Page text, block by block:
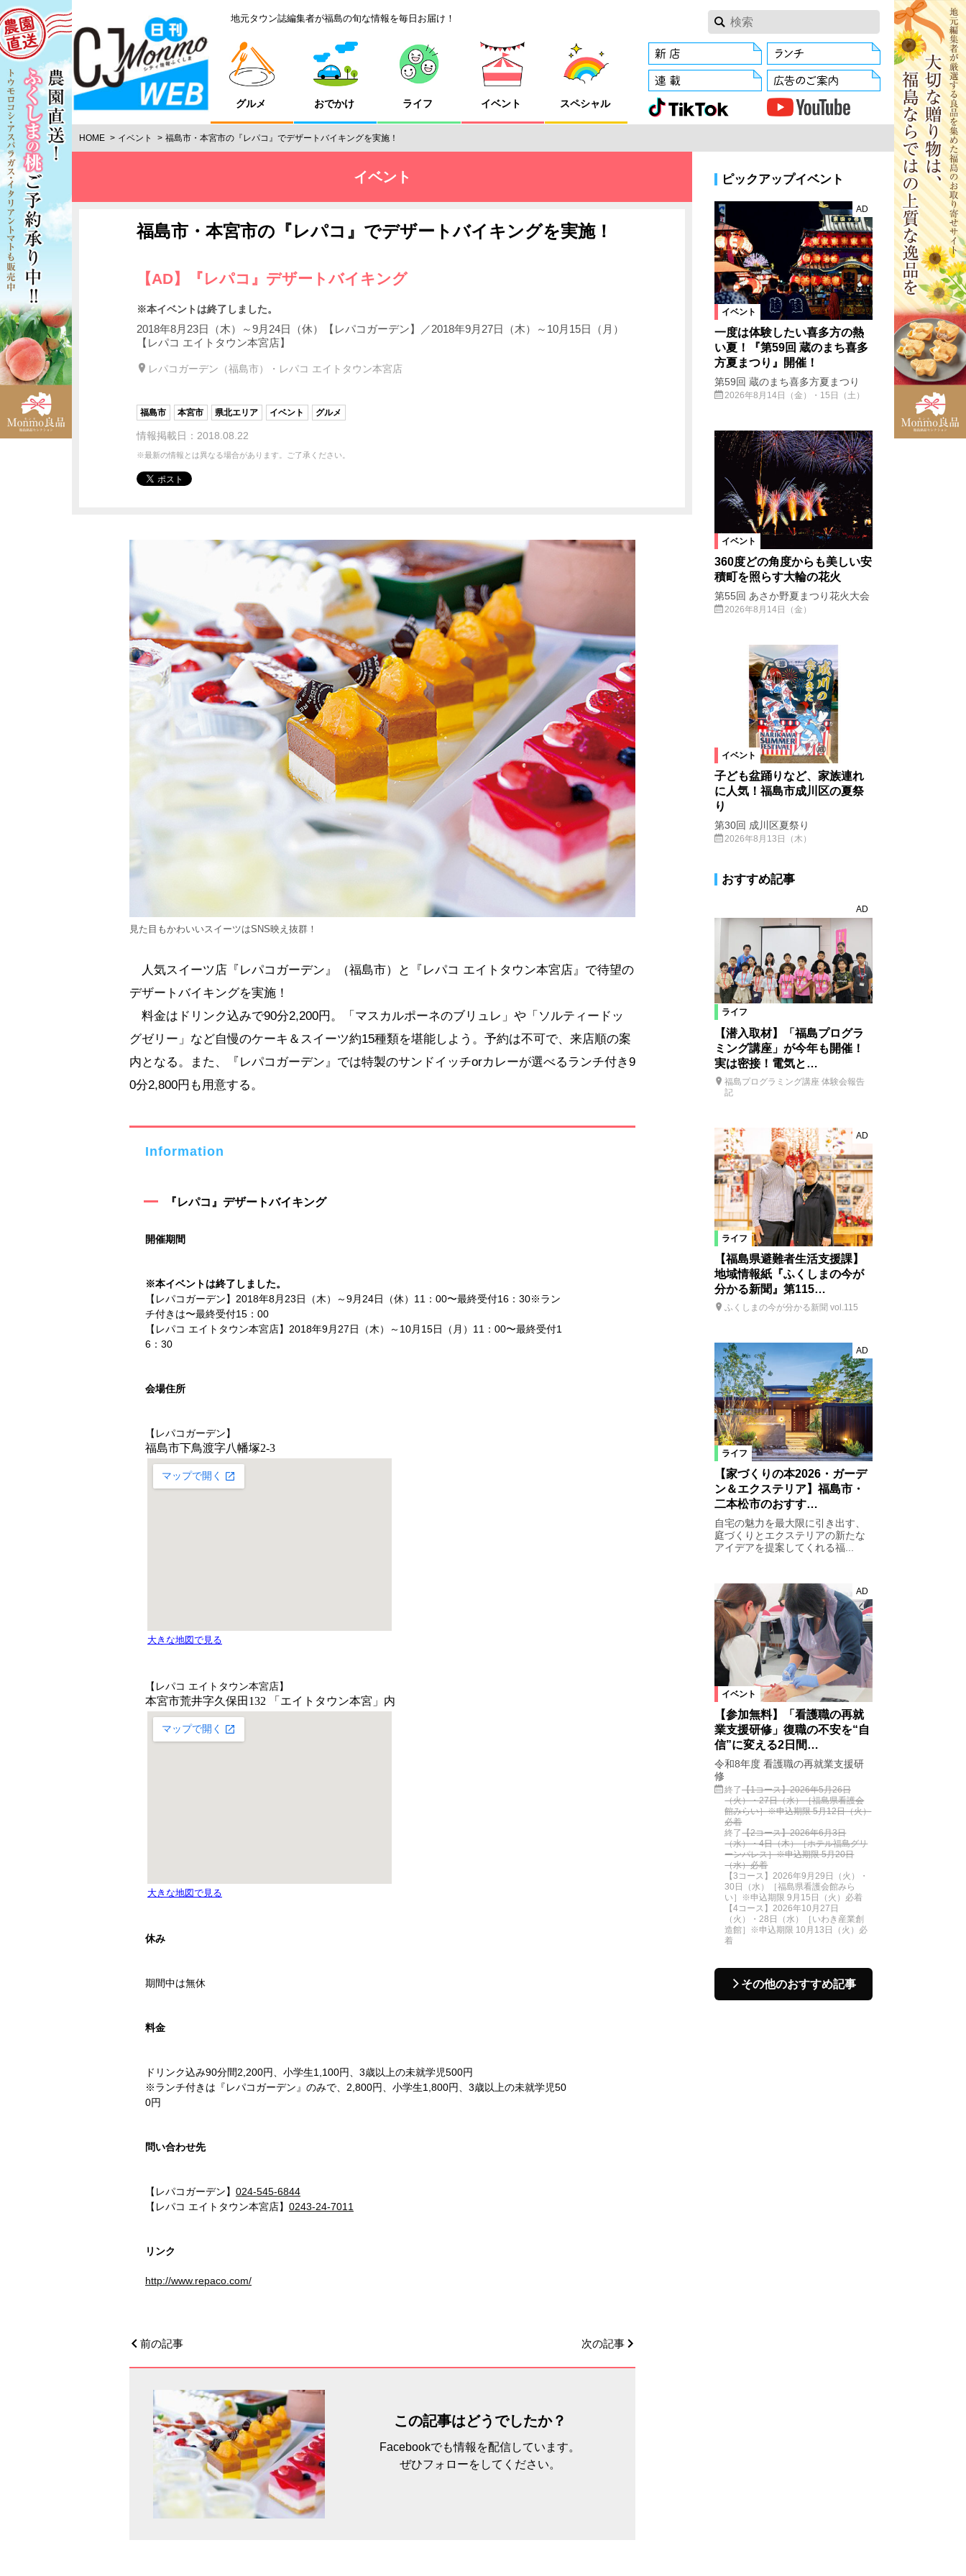
地元タウン誌編集者が福島の旬な情報を毎日お届け！
グルメ おでかけ ライフ イベント スペシャル
HOME イベント 福島市・本宮市の『レパコ』でデザートバイキングを実施！
イベント
福島市・本宮市の『レパコ』でデザートバイキングを実施！
【AD】『レパコ』デザートバイキング
※本イベントは終了しました。
2018年8月23日（木）～9月24日（休）【レパコガーデン】／2018年9月27日（木）～10月15日（月）
【レパコ エイトタウン本宮店】
レパコガーデン（福島市）・レパコ エイトタウン本宮店
福島市 本宮市 県北エリア イベント グルメ
情報掲載日：2018.08.22
※最新の情報とは異なる場合があります。ご了承ください。
見た目もかわいいスイーツはSNS映え抜群！
人気スイーツ店『レパコガーデン』（福島市）と『レパコ エイトタウン本宮店』で待望の
デザートバイキングを実施！
料金はドリンク込みで90分2,200円。「マスカルポーネのブリュレ」や「ソルティードッ
グゼリー」など自慢のケーキ＆スイーツ約15種類を堪能しよう。予約は不可で、来店順の案
内となる。また、『レパコガーデン』では特製のサンドイッチorカレーが選べるランチ付き9
0分2,800円も用意する。
Information
『レパコ』デザートバイキング
開催期間
※本イベントは終了しました。
【レパコガーデン】2018年8月23日（木）～9月24日（休）11：00〜最終受付16：30※ラン
チ付きは〜最終受付15：00
【レパコ エイトタウン本宮店】2018年9月27日（木）～10月15日（月）11：00〜最終受付1
6：30
会場住所
【レパコガーデン】
【レパコ エイトタウン本宮店】
休み
期間中は無休
料金
ドリンク込み90分間2,200円、小学生1,100円、3歳以上の未就学児500円
※ランチ付きは『レパコガーデン』のみで、2,800円、小学生1,800円、3歳以上の未就学児50
0円
問い合わせ先
【レパコガーデン】 024-545-6844
【レパコ エイトタウン本宮店】 0243-24-7011
リンク
http://www.repaco.com/
前の記事 次の記事
この記事はどうでしたか？
Facebookでも情報を配信しています。
ぜひフォローをしてください。
ピックアップイベント
イベント
AD
一度は体験したい喜多方の熱
い夏！『第59回 蔵のまち喜多
方夏まつり』開催！
第59回 蔵のまち喜多方夏まつり
2026年8月14日（金）・15日（土）
イベント
360度どの角度からも美しい安
積町を照らす大輪の花火
第55回 あさか野夏まつり花火大会
2026年8月14日（金）
イベント
子ども盆踊りなど、家族連れ
に人気！福島市成川区の夏祭
り
第30回 成川区夏祭り
2026年8月13日（木）
おすすめ記事
ライフ
AD
【潜入取材】「福島プログラ
ミング講座」が今年も開催！
実は密接！電気と…
福島プログラミング講座 体験会報告
記
ライフ
AD
【福島県避難者生活支援課】
地域情報紙『ふくしまの今が
分かる新聞』第115…
ふくしまの今が分かる新聞 vol.115
ライフ
AD
【家づくりの本2026・ガーデ
ン＆エクステリア】福島市・
二本松市のおすす…
自宅の魅力を最大限に引き出す、
庭づくりとエクステリアの新たな
アイデアを提案してくれる福...
イベント
AD
【参加無料】「看護職の再就
業支援研修」復職の不安を“自
信”に変える2日間…
令和8年度 看護職の再就業支援研
修
終了【1コース】2026年5月26日
（火）・27日（水）［福島県看護会
館みらい］※申込期限 5月12日（火）
必着
終了【2コース】2026年6月3日
（水）・4日（木）［ホテル福島グリ
ーンパレス］※申込期限 5月20日
（水）必着
【3コース】2026年9月29日（火）・
30日（水）［福島県看護会館みら
い］※申込期限 9月15日（火）必着
【4コース】2026年10月27日
（火）・28日（水）［いわき産業創
造館］※申込期限 10月13日（火）必
着
その他のおすすめ記事